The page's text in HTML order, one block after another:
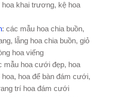
khai trương, kệ hoa
: các mẫu hoa chia buồn,
lẵng hoa chia buồn, giỏ
hoa viếng
mẫu hoa cưới đẹp, hoa
hoa để bàn đám cưới,
trí hoa đám cưới